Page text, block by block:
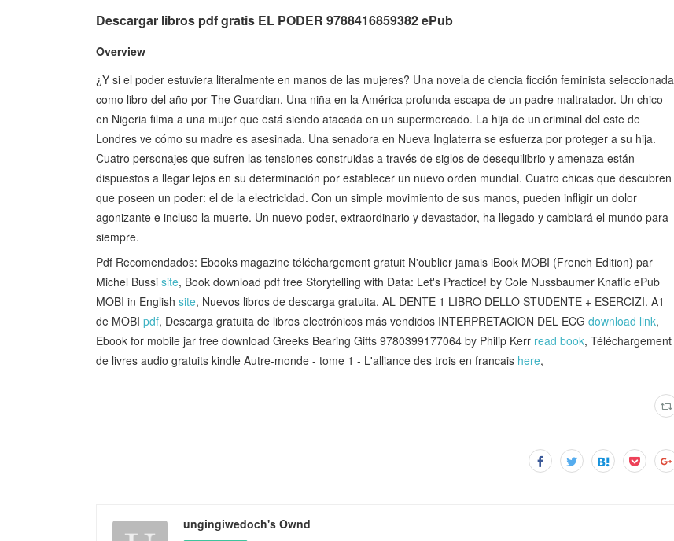
Descargar libros pdf gratis EL PODER 9788416859382 ePub
Overview
¿Y si el poder estuviera literalmente en manos de las mujeres? Una novela de ciencia ficción feminista seleccionada
como libro del año por The Guardian. Una niña en la América profunda escapa de un padre maltratador. Un chico
en Nigeria filma a una mujer que está siendo atacada en un supermercado. La hija de un criminal del este de
Londres ve cómo su madre es asesinada. Una senadora en Nueva Inglaterra se esfuerza por proteger a su hija.
Cuatro personajes que sufren las tensiones construidas a través de siglos de desequilibrio y amenaza están
dispuestos a llegar lejos en su determinación por establecer un nuevo orden mundial. Cuatro chicas que descubren
que poseen un poder: el de la electricidad. Con un simple movimiento de sus manos, pueden infligir un dolor
agonizante e incluso la muerte. Un nuevo poder, extraordinario y devastador, ha llegado y cambiará el mundo para
siempre.
Pdf Recomendados: Ebooks magazine téléchargement gratuit N'oublier jamais iBook MOBI (French Edition) par
Michel Bussi site, Book download pdf free Storytelling with Data: Let's Practice! by Cole Nussbaumer Knaflic ePub
MOBI in English site, Nuevos libros de descarga gratuita. AL DENTE 1 LIBRO DELLO STUDENTE + ESERCIZI. A1
de MOBI pdf, Descarga gratuita de libros electrónicos más vendidos INTERPRETACION DEL ECG download link,
Ebook for mobile jar free download Greeks Bearing Gifts 9780399177064 by Philip Kerr read book, Téléchargement
de livres audio gratuits kindle Autre-monde - tome 1 - L'alliance des trois en francais here,
ungingiwedoch's Ownd